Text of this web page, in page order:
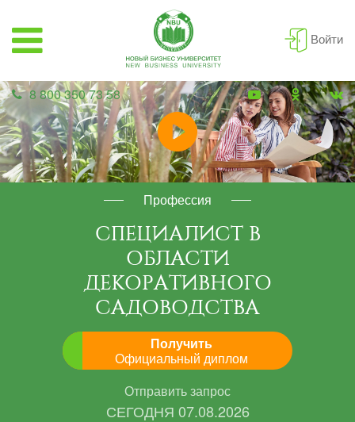
Войти
8 800 350 73 58
Профессия
СПЕЦИАЛИСТ В
ОБЛАСТИ
ДЕКОРАТИВНОГО
САДОВОДСТВА
Получить
Официальный диплом
Отправить запрос
СЕГОДНЯ 07.08.2026